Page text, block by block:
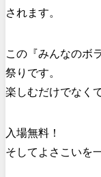
されます。
この『みんなのボ
祭りです。
楽しむだけでなく
入場無料！
そしてよさこいを